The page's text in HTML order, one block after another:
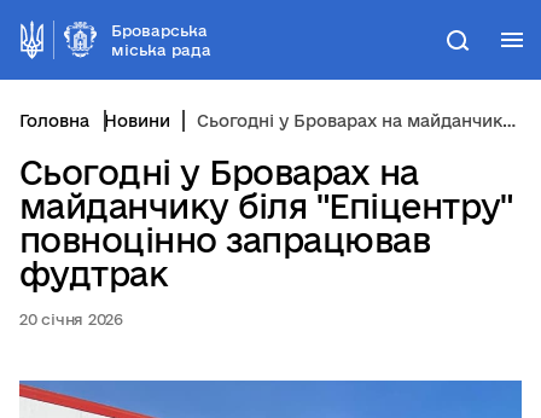
Броварська
міська рада
Пошук
Головна Новини Сьогодні у Броварах на майданчику біля "Епіцентру" повноцінно запрацював фудтрак
Сьогодні у Броварах на
майданчику біля "Епіцентру"
повноцінно запрацював
фудтрак
20 січня 2026